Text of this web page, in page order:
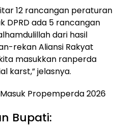
12 rancangan peraturan
DPRD ada 5 rancangan
dari hasil
rekan Aliansi Rakyat
masukkan ranperda
karst,” jelasnya.
Propemperda 2026
Bupati: